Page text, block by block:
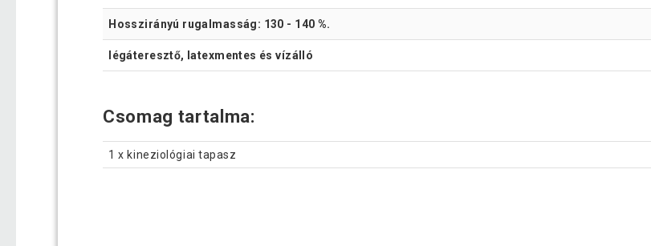
Hosszirányú rugalmasság: 130 - 140 %.
légáteresztő, latexmentes és vízálló
Csomag tartalma:
1 x kineziológiai tapasz